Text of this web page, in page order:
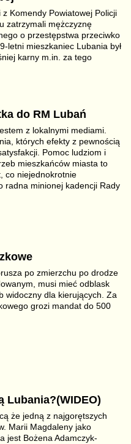
z Komendy Powiatowej Policji
zatrzymali mężczyznę
o przestępstwa przeciwko
letni mieszkaniec Lubania był
karny m.in. za tego
do RM Lubań
z lokalnymi mediami.
których efekty z pewnością
Pomoc ludziom i
mieszkańców miasta to
co niejednokrotnie
radna minionej kadencji Rady
po zmierzchu po drodze
musi mieć odblask
widoczny dla kierujących. Za
grozi mandat do 500
Lubania?(WIDEO)
że jedną z najgorętszych
Marii Magdaleny jako
jest Bożena Adamczyk-